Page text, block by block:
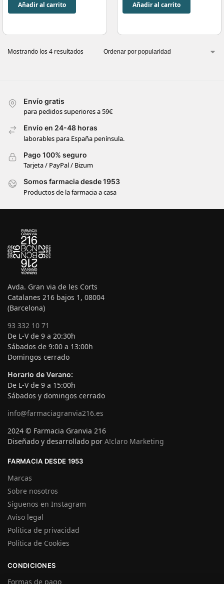
Añadir al carrito Añadir al carrito
Mostrando los 4 resultados
Envío gratis
para pedidos superiores a 59€
Envío en 24-48 horas
laborables para España península.
Pago 100% seguro
Tarjeta / PayPal / Bizum
Somos farmacia desde 1953
Productos de la farmacia a casa
Avda. Gran via de les Corts
Catalanes 216 bajos 1, 08004
(Barcelona)
93 332 10 71
De L-V de 9 a 20:30h
Sábados de 9:00 a 13:00h
Domingos cerrado
Horario de Verano:
De L-V de 9 a 15:00h
Sábados y domingos cerrado
info@farmaciagranvia216.es
2024 © Farmacia Granvia 216
Diseñado y desarrollado por A!claro Marketing
FARMACIA DESDE 1953
Marcas
Sobre nosotros
Síguenos en Instagram
Aviso legal
Política de privacidad
Política de Cookies
CONDICIONES
Formas de pago